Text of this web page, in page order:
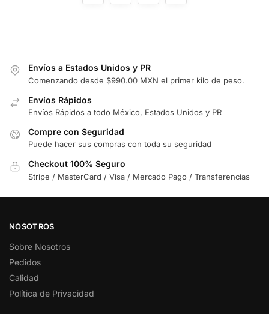
Envíos a Estados Unidos y PR
Comenzando desde $990.00 MXN el primer kilo de peso.
Envíos Rápidos
Envíos Rápidos a todo México, Estados Unidos y PR
Compre con Seguridad
Puede hacer sus compras con toda su seguridad
Checkout 100% Seguro
Stripe / MasterCard / Visa / Mercado Pago / Transferencias
NOSOTROS
Sobre Nosotros
Pedidos
Calidad
Política de Privacidad